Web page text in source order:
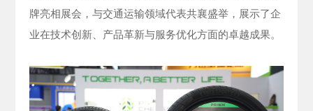
牌亮相展会，与交通运输领域代表共襄盛举，展示了企
业在技术创新、产品革新与服务优化方面的卓越成果。